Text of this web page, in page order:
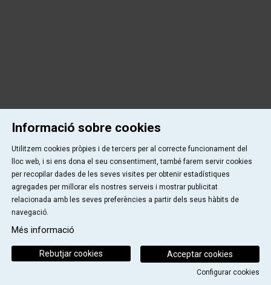
Informació sobre cookies
Utilitzem cookies pròpies i de tercers per al correcte funcionament del
lloc web, i si ens dona el seu consentiment, també farem servir cookies
per recopilar dades de les seves visites per obtenir estadístiques
agregades per millorar els nostres serveis i mostrar publicitat
relacionada amb les seves preferències a partir dels seus hàbits de
navegació.
Més informació
Acceptar cookies
Rebutjar cookies
Configurar cookies